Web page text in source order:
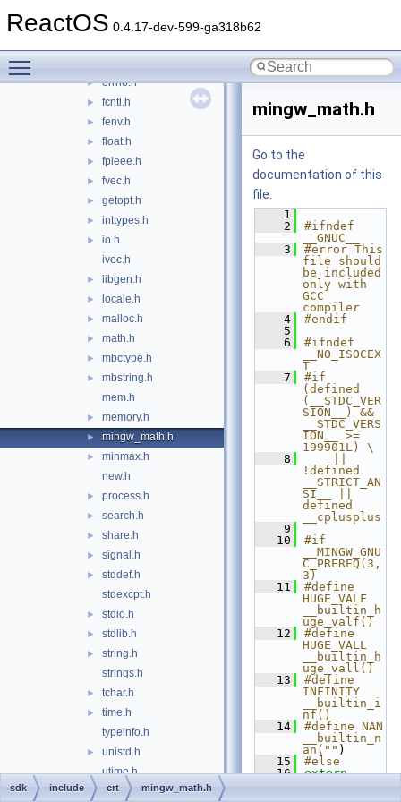
ReactOS 0.4.17-dev-599-ga318b62
► dirent.h
► errno.h
► fcntl.h
► fenv.h
► float.h
► fpieee.h
► fvec.h
► getopt.h
► inttypes.h
►
io.h
ivec.h
► libgen.h
► locale.h
► malloc.h
► math.h
► mbctype.h
►
mbstring.h
mem.h
► memory.h
► mingw_math.h
►
minmax.h
new.h
► process.h
► search.h
► share.h
► signal.h
►
stddef.h
stdexcpt.h
► stdio.h
► stdlib.h
►
string.h
strings.h
► tchar.h
►
time.h
typeinfo.h
►
unistd.h
utime.h
► wchar.h
mingw_math.h
Go to the
documentation of this
file.
    1
    2
#ifndef
__GNUC__
    3
#error This
file should
be included
only with
GCC
compiler
    4
#endif
    5
    6
#ifndef
__NO_ISOCEX
T
    7
#if
(defined
(__STDC_VER
SION__) &&
__STDC_VERS
ION__ >=
199901L) \
    8
!defined
__STRICT_AN
SI__ ||
defined
__cplusplus
    9
   10
#if
__MINGW_GNU
C_PREREQ(3,
3)
   11
#define
HUGE_VALF
__builtin_h
uge_valf()
   12
#define
HUGE_VALL
__builtin_h
uge_vall()
   13
#define
INFINITY
__builtin_i
nf()
   14
#define NAN
__builtin_n
an("" )
   15
#else
   16
extern
sdk include crt mingw_math.h